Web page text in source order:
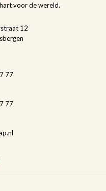
voor de wereld.
12
77
77